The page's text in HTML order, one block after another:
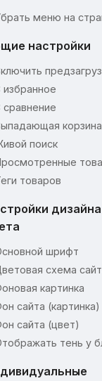
меню на
настройки
избранное
сравнение
корзина
поиск
товаров
шрифт
схема
картинка
сайта (картинка)
сайта (цвет)
тень у